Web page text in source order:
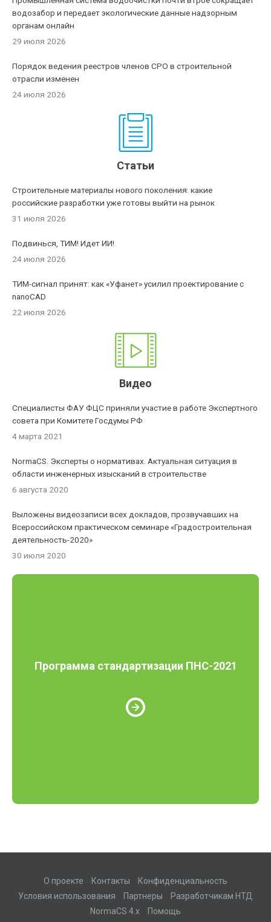
водозабор и передает экологические данные надзорным
органам онлайн
29 июля 2026
Порядок ведения реестров членов СРО в строительной
отрасли изменен
24 июля 2026
Статьи
Строительные материалы нового поколения: какие
российские разработки уже готовы выйти на рынок
31 июля 2026
Подвинься, ТИМ! Идет ИИ!
24 июля 2026
ТИМ-сигнал принят: как «Уфанет» усилил проектирование с
nanoCAD
22 июля 2026
Видео
Специалисты ФАУ ФЦС приняли участие в работе Экспертного
совета при Комитете Госдумы РФ
4 марта 2021
NormaCS. Эксперты о нормативах. Актуальная ситуация в
области инженерных изысканий в строительстве
6 августа 2020
Выложены видеозаписи всех докладов, прозвучавших на
Всероссийском практическом семинаре «Градостроительная
деятельность-2020»
30 июля 2020
Программа стандартизации ПНС-2021
О проекте Контакты
Конфиденциальность
Условия использования
Партнеры
Разработчикам НТД
NormaCS 4.x
Помощь